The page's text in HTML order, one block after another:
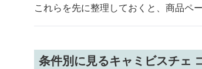
これらを先に整理しておくと、商品ペ
条件別に見るキャミビスチェ